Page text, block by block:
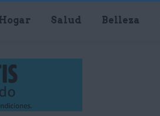
Salud Belleza